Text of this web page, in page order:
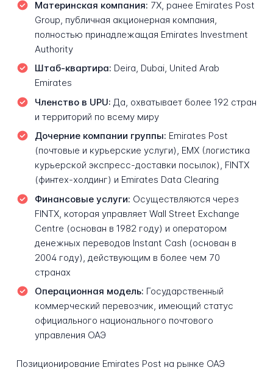
Материнская компания: 7X, ранее Emirates Post
Group, публичная акционерная компания,
полностью принадлежащая Emirates Investment
Authority
Штаб-квартира: Deira, Dubai, United Arab
Emirates
Членство в UPU: Да, охватывает более 192 стран
и территорий по всему миру
Дочерние компании группы: Emirates Post
(почтовые и курьерские услуги), EMX (логистика
курьерской экспресс-доставки посылок), FINTX
(финтех-холдинг) и Emirates Data Clearing
Финансовые услуги: Осуществляются через
FINTX, которая управляет Wall Street Exchange
Centre (основан в 1982 году) и оператором
денежных переводов Instant Cash (основан в
2004 году), действующим в более чем 70
странах
Операционная модель: Государственный
коммерческий перевозчик, имеющий статус
официального национального почтового
управления ОАЭ
Позиционирование Emirates Post на рынке ОАЭ